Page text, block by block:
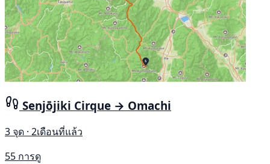
Senjōjiki Cirque → Omachi
3 จุด · 2เดือนที่แล้ว
55 การดู